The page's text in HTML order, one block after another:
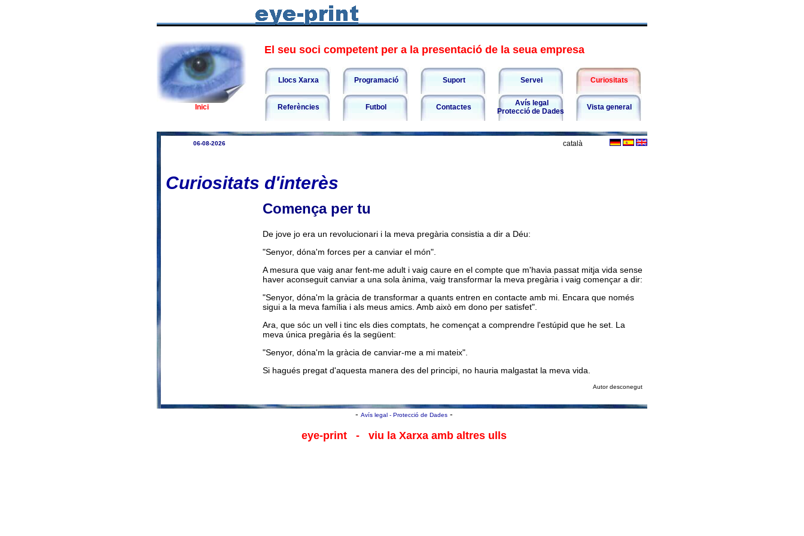
Inici
El seu soci competent per a la presentació de la seua empresa
Llocs Xarxa Programació Suport Servei Curiositats
Referències Futbol Contactes
Avís legal
Protecció de Dades
Vista general
06-08-2026 català
Curiositats d'interès
Comença per tu
De jove jo era un revolucionari i la meva pregària consistia a dir a Déu:
"Senyor, dóna'm forces per a canviar el món".
A mesura que vaig anar fent-me adult i vaig caure en el compte que m'havia passat mitja vida sense
haver aconseguit canviar a una sola ànima, vaig transformar la meva pregària i vaig començar a dir:
"Senyor, dóna'm la gràcia de transformar a quants entren en contacte amb mi. Encara que només
sigui a la meva família i als meus amics. Amb això em dono per satisfet".
Ara, que sóc un vell i tinc els dies comptats, he començat a comprendre l'estúpid que he set. La
meva única pregària és la següent:
"Senyor, dóna'm la gràcia de canviar-me a mi mateix".
Si hagués pregat d'aquesta manera des del principi, no hauria malgastat la meva vida.
Autor desconegut
- Avís legal - Protecció de Dades -
eye-print - viu la Xarxa amb altres ulls